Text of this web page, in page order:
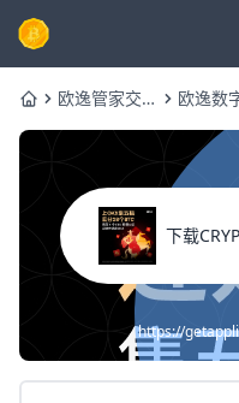
Home欧逸管家交易
欧逸数
下载
https://